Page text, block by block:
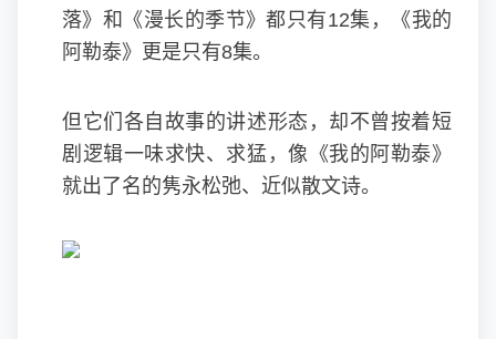
落》和《漫长的季节》都只有12集，《我的
阿勒泰》更是只有8集。
但它们各自故事的讲述形态，却不曾按着短
剧逻辑一味求快、求猛，像《我的阿勒泰》
就出了名的隽永松弛、近似散文诗。